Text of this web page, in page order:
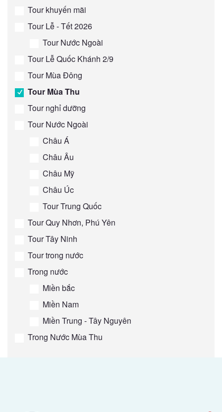
Tour khuyến mãi
Tour Lễ - Tết 2026
Tour Nước Ngoài
Tour Lễ Quốc Khánh 2/9
Tour Mùa Đông
Tour Mùa Thu
Tour nghỉ dưỡng
Tour Nước Ngoài
Châu Á
Châu Âu
Châu Mỹ
Châu Úc
Tour Trung Quốc
Tour Quy Nhơn, Phú Yên
Tour Tây Ninh
Tour trong nước
Trong nước
Miền bắc
Miền Nam
Miền Trung - Tây Nguyên
Trong Nước Mùa Thu